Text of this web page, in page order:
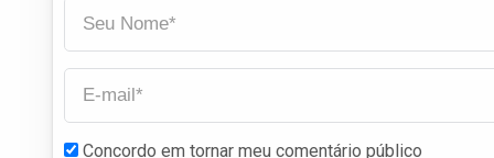
Concordo em tornar meu comentário público